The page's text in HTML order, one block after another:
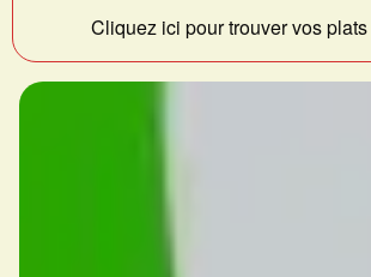
Cliquez ici pour trouver vos